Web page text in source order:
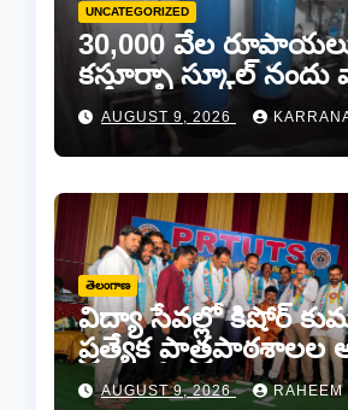
UNCATEGORIZED
30,000 వేల
కస్తూర్బా స్కూల్
ప్లాంట్ మరమ్మతులకి
AUGUST 9, 2026
తెలంగాణ
విద్యా సేవల్లో కిషోర్
ప్రత్యేక పాత్రపాఠశాలల
“మనకోసం మనం”
AUGUST 9, 2026 RAHEEM